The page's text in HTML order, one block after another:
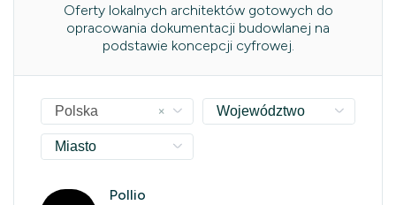
Oferty lokalnych architektów gotowych do
opracowania dokumentacji budowlanej na
podstawie koncepcji cyfrowej.
×
Polska Województwo
Miasto
Pollio